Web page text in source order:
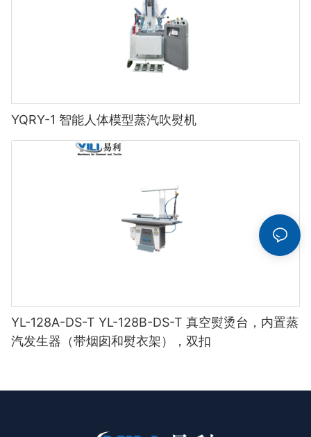
YQRY-1 智能人体模型蒸汽吹熨机
YL-128A-DS-T YL-128B-DS-T 真空熨烫台，内置蒸
汽发生器（带烟囱和熨衣架），双扣